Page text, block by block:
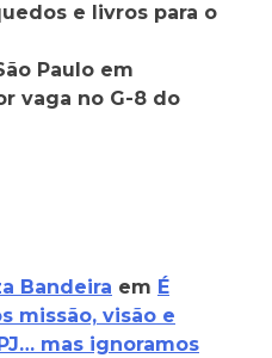
e livros para o
Paulo em
vaga no G-8 do
Bandeira em É
missão, visão e
mas ignoramos